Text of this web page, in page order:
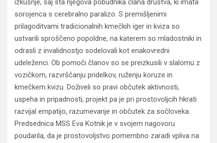
izkušnje, saj sta njegova pobudnika člana društva, ki imata
sorojenca s cerebralno paralizo. S premišljenimi
prilagoditvami tradicionalnih kmečkih iger in kviza so
ustvarili sproščeno popoldne, na katerem so mladostniki in
odrasli z invalidnostjo sodelovali kot enakovredni
udeleženci. Ob pomoči članov so se preizkusili v slalomu z
vozičkom, razvrščanju pridelkov, ruženju koruze in
kmečkem kvizu. Doživeli so pravi občutek aktivnosti,
uspeha in pripadnosti, projekt pa je pri prostovoljcih hkrati
razvijal empatijo, razumevanje in občutek za sočloveka.
Predsednica MSS Eva Kotnik je v svojem nagovoru
poudarila, da je prostovoljstvo pomembno zaradi vpliva na